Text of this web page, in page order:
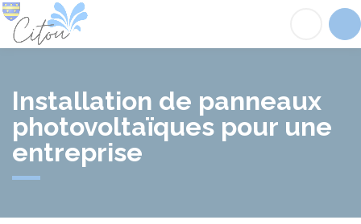
Installation de panneaux
photovoltaïques pour une
entreprise